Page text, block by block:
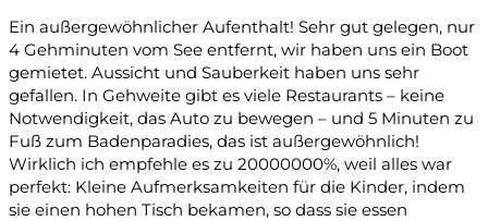
Ein außergewöhnlicher Aufenthalt! Sehr gut gelegen, nur
4 Gehminuten vom See entfernt, wir haben uns ein Boot
gemietet. Aussicht und Sauberkeit haben uns sehr
gefallen. In Gehweite gibt es viele Restaurants – keine
Notwendigkeit, das Auto zu bewegen – und 5 Minuten zu
Fuß zum Badenparadies, das ist außergewöhnlich!
Wirklich ich empfehle es zu 20000000%, weil alles war
perfekt: Kleine Aufmerksamkeiten für die Kinder, indem
sie einen hohen Tisch bekamen, so dass sie essen